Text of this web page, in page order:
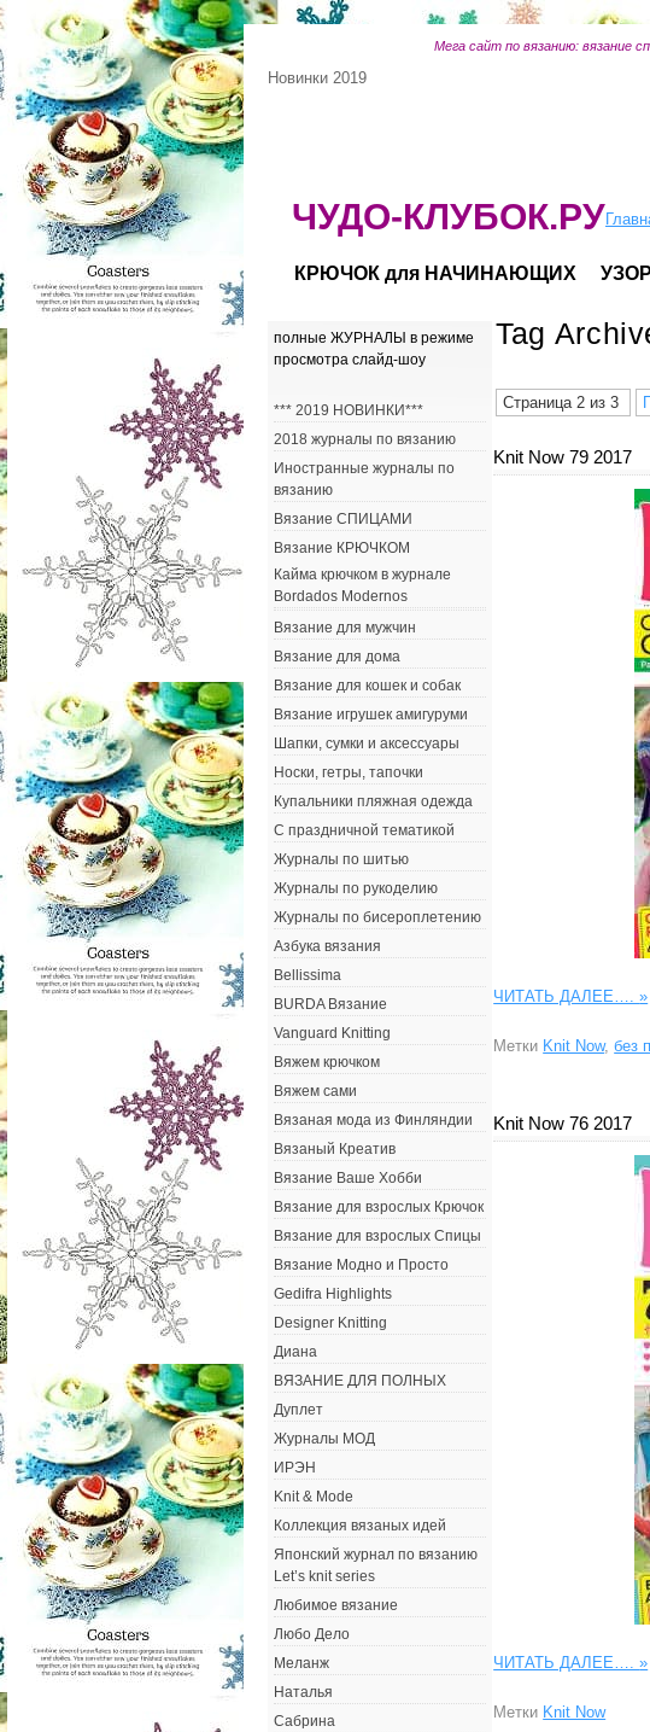
Мега сайт по вязанию: вязание
Новинки 2019
ЧУДО-КЛУБОК.РУ
КРЮЧОК для НАЧИНАЮЩИХ
Tag
Страница 2 из 3
Knit Now 79 2017
ЧИТАТЬ ДАЛЕЕ….»
Метки Knit Now,без
Knit Now 76 2017
ЧИТАТЬ ДАЛЕЕ….»
Метки Knit Now
полные ЖУРНАЛЫ в режиме
просмотра слайд-шоу
*** 2019 НОВИНКИ***
2018 журналы по вязанию
Иностранные журналы по
вязанию
Вязание СПИЦАМИ
Вязание КРЮЧКОМ
Кайма крючком в журнале
Bordados Modernos
Вязание для мужчин
Вязание для дома
Вязание для кошек и собак
Вязание игрушек амигуруми
Шапки, сумки и аксессуары
Носки, гетры, тапочки
Купальники пляжная одежда
С праздничной тематикой
Журналы по шитью
Журналы по рукоделию
Журналы по бисероплетению
Азбука вязания
Bellissima
BURDA Вязание
Vanguard Knitting
Вяжем крючком
Вяжем сами
Вязаная мода из Финляндии
Вязаный Креатив
Вязание Ваше Хобби
Вязание для взрослых Крючок
Вязание для взрослых Спицы
Вязание Модно и Просто
Gedifra Highlights
Designer Knitting
Диана
ВЯЗАНИЕ ДЛЯ ПОЛНЫХ
Дуплет
Журналы МОД
ИРЭН
Knit & Mode
Коллекция вязаных идей
Японский журнал по вязанию
Let’s knit series
Любимое вязание
Любо Дело
Меланж
Наталья
Сабрина